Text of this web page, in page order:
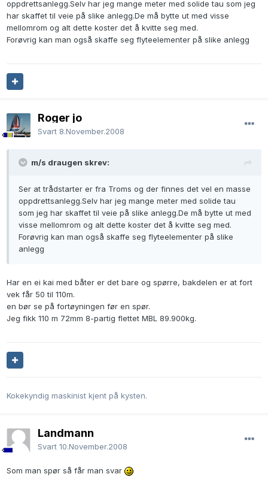
oppdrettsanlegg.Selv har jeg mange meter med solide tau som jeg
har skaffet til veie på slike anlegg.De må bytte ut med visse
mellomrom og alt dette koster det å kvitte seg med.
Forøvrig kan man også skaffe seg flyteelementer på slike anlegg
Roger jo
Svart 8.November.2008
m/s draugen skrev:
Ser at trådstarter er fra Troms og der finnes det vel en masse
oppdrettsanlegg.Selv har jeg mange meter med solide tau
som jeg har skaffet til veie på slike anlegg.De må bytte ut med
visse mellomrom og alt dette koster det å kvitte seg med.
Forøvrig kan man også skaffe seg flyteelementer på slike
anlegg
Har en ei kai med båter er det bare og spørre, bakdelen er at fort
vek får 50 til 110m.
en bør se på fortøyningen før en spør.
Jeg fikk 110 m 72mm 8-partig flettet MBL 89.900kg.
Kokekyndig maskinist kjent på kysten.
Landmann
Svart 10.November.2008
Som man spør så får man svar